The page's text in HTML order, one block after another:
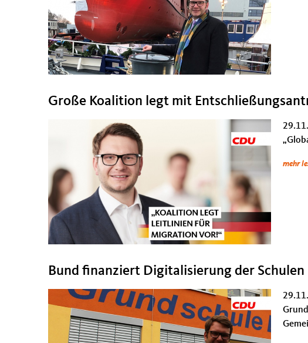
Große Koalition legt mit
mehr
Bund finanziert Digitalisierung der